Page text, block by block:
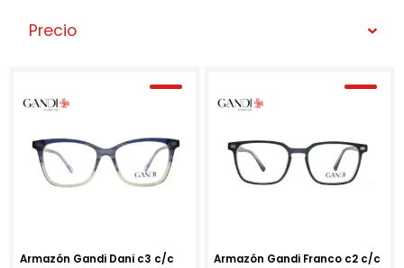
Precio
Armazón Gandi Dani c3 c/c Armazón Gandi Franco c2 c/c